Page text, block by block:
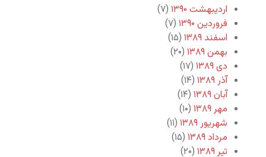
اردیبهشت ۱۳۹۰
(۷)
فروردین ۱۳۹۰
(۷)
اسفند ۱۳۸۹
(۱۵)
بهمن ۱۳۸۹
(۲۰)
دی ۱۳۸۹
(۱۷)
آذر ۱۳۸۹
(۱۴)
آبان ۱۳۸۹
(۱۴)
مهر ۱۳۸۹
(۱۰)
شهریور ۱۳۸۹
(۱۱)
مرداد ۱۳۸۹
(۱۵)
تیر ۱۳۸۹
(۲۰)